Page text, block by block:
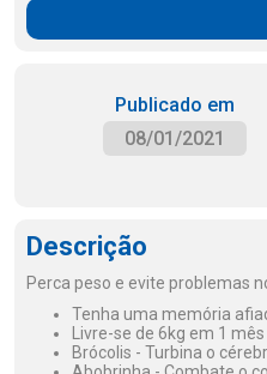
Publicado em
08/01/2021
Descrição
Perca peso e evite problemas
Tenha uma memória
Livre-se de 6kg em 1
Brócolis - Turbina o